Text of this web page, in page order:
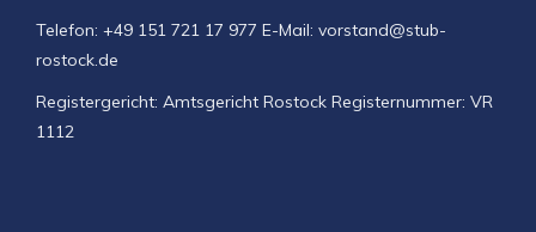
Telefon: +49 151 721 17 977 E-Mail: vorstand@stub-
rostock.de
Registergericht: Amtsgericht Rostock Registernummer: VR
1112